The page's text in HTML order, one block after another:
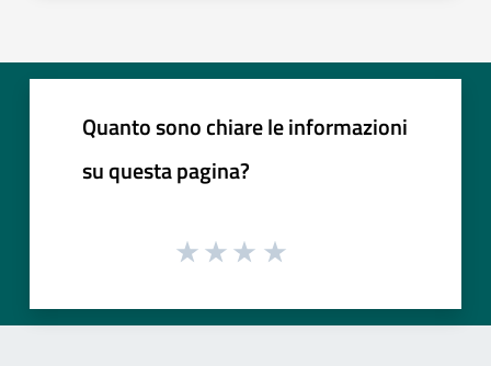
Quanto sono chiare le informazioni
su questa pagina?